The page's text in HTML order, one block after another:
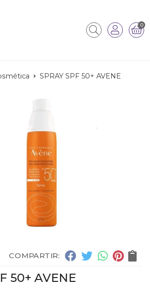
0
SPRAY SPF 50+ AVENE
COMPARTIR:
50+ AVENE